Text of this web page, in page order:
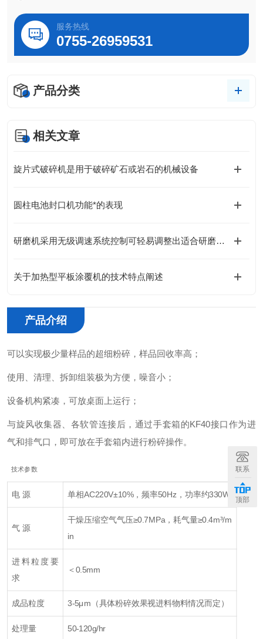
服务热线
0755-26959531
产品分类
相关文章
旋片式破碎机是用于破碎矿石或岩石的机械设备
圆柱电池封口机功能*的表现
研磨机采用无级调速系统控制可轻易调整出适合研磨各种部件的研磨速度
关于加热型平板涂覆机的技术特点阐述
产品介绍
可以实现极少量样品的超细粉碎，样品回收率高；
使用、清理、拆卸组装极为方便，噪音小；
设备机构紧凑，可放桌面上运行；
与旋风收集器、各软管连接后，通过手套箱的KF40接口作为进
气和排气口，即可放在手套箱内进行粉碎操作。
+
技术参数
电 源 单相AC220V±10%，频率50Hz，功率约330W
气 源
干燥压缩空气气压≥0.7MPa，耗气量≥0.4m³/m
in
进料粒度要
求
＜0.5mm
成品粒度 3-5μm（具体粉碎效果视进料物料情况而定）
处理量 50-120g/hr
联系
顶部